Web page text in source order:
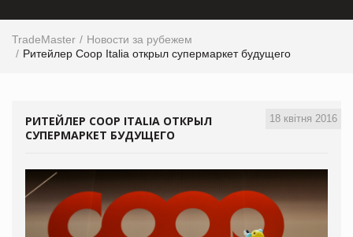
TradeMaster
Новости за рубежем
Ритейлер Coop Italia открыл супермаркет будущего
18 квітня 2016
РИТЕЙЛЕР COOP ITALIA ОТКРЫЛ
СУПЕРМАРКЕТ БУДУЩЕГО